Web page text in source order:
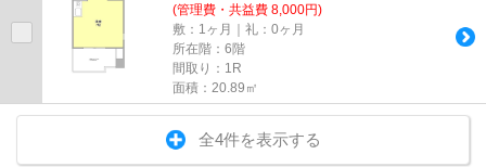
(管理費・共益費 8,000円)
敷：1ヶ月｜礼：0ヶ月
所在階：6階
間取り：1R
面積：20.89㎡
全4件を表示する